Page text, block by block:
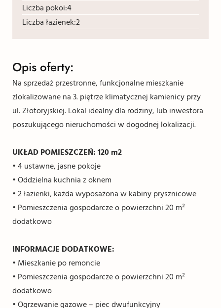
Opis oferty:
Na sprzedaż przestronne, funkcjonalne mieszkanie
zlokalizowane na 3. piętrze klimatycznej kamienicy przy
ul. Złotoryjskiej. Lokal idealny dla rodziny, lub inwestora
poszukującego nieruchomości w dogodnej lokalizacji.
UKŁAD POMIESZCZEŃ: 120 m2
• 4 ustawne, jasne pokoje
• Oddzielna kuchnia z oknem
• 2 łazienki, każda wyposażona w kabiny prysznicowe
• Pomieszczenia gospodarcze o powierzchni 20 m²
dodatkowo
INFORMACJE DODATKOWE:
• Mieszkanie po remoncie
• Pomieszczenia gospodarcze o powierzchni 20 m²
dodatkowo
• Ogrzewanie gazowe – piec dwufunkcyjny
Liczba pokoi:4
Liczba łazienek:2